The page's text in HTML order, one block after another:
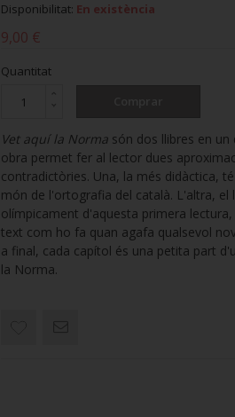
Disponibilitat: En existència
9,00 €
Quantitat
Vet aquí la Norma són dos llibres en un
obra permet fer al lector dues
contradictòries. Una, la més didàctica,
món de l'ortografia del català. L'altra,
olímpicament d'aquesta primera
text com ho fa quan agafa qualsevol
a final, cada capítol és una petita part
la Norma.